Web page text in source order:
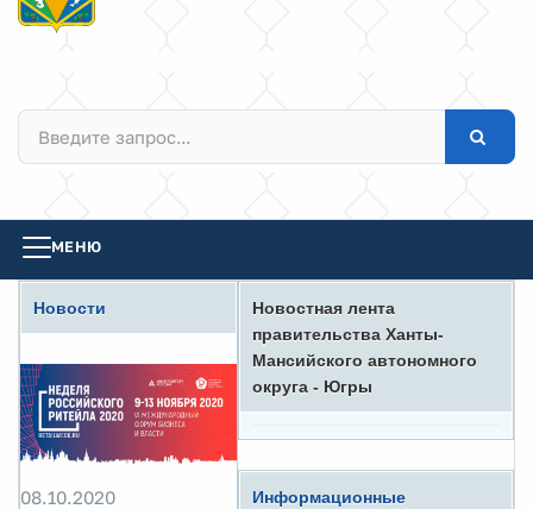
МЕНЮ
Новости
08.10.2020
Новостная лента
правительства Ханты-
Мансийского автономного
округа - Югры
Информационные